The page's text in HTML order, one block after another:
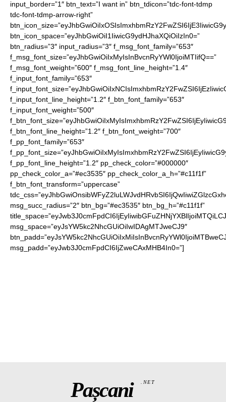
input_border=”1″ btn_text=”I want in” btn_tdicon=”tdc-font-tdmp
tdc-font-tdmp-arrow-right”
btn_icon_space=”eyJhbGwiOiI1IiwicG9ydHJhaXQiOiIzIn0=”
btn_radius=”3″ input_radius=”3″ f_msg_font_family=”653″
f_msg_font_size=”eyJhbGwiOiIxMyIsInBvcnRyYWl0IjoiMTIifQ==”
f_msg_font_weight=”600″ f_msg_font_line_height=”1.4″
f_input_font_family=”653″
f_input_font_line_height=”1.2″ f_btn_font_family=”653″
f_input_font_weight=”500″
f_btn_font_line_height=”1.2″ f_btn_font_weight=”700″
f_pp_font_family=”653″
f_pp_font_line_height=”1.2″ pp_check_color=”#000000″
pp_check_color_a=”#ec3535″ pp_check_color_a_h=”#c11f1f”
f_btn_font_transform=”uppercase”
msg_succ_radius=”2″ btn_bg=”#ec3535″ btn_bg_h=”#c11f1f”
msg_space=”eyJsYW5kc2NhcGUiOiIwIDAgMTJweCJ9″
msg_padd=”eyJwb3J0cmFpdCI6IjZweCAxMHB4In0=”]
Pașcani .NET